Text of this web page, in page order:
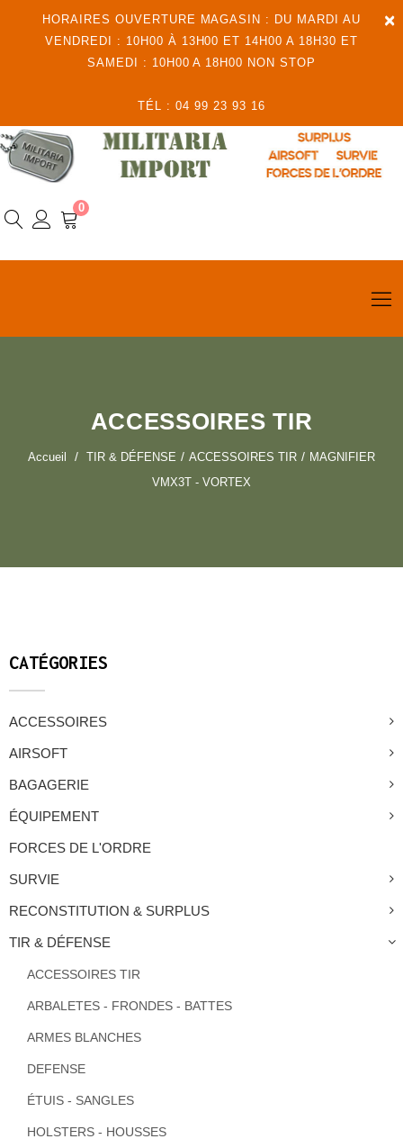
×
HORAIRES OUVERTURE MAGASIN : DU MARDI AU
VENDREDI : 10H00 À 13H00 ET 14H00 A 18H30 ET
SAMEDI : 10H00 A 18H00 NON STOP
TÉL : 04 99 23 93 16
0
ACCESSOIRES TIR
Accueil TIR & DÉFENSE ACCESSOIRES TIR
MAGNIFIER
VMX3T - VORTEX
CATÉGORIES
ACCESSOIRES
AIRSOFT
BAGAGERIE
ÉQUIPEMENT
FORCES DE L'ORDRE
SURVIE
RECONSTITUTION & SURPLUS
TIR & DÉFENSE
ACCESSOIRES TIR
ARBALETES - FRONDES - BATTES
ARMES BLANCHES
DEFENSE
ÉTUIS - SANGLES
HOLSTERS - HOUSSES